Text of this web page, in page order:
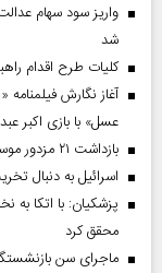
شد
کلیات طرح اقدام
عسل» با بازی اکبر
بازداشت ۲۱ مزدور موساد و ۴ شرور مسلح در استان کرمان
اسرائیل به دنبال
پزشکیان: با اتکا به
محقق کرد
ماجرای سن بازنشستگی ۵۵ و ۶۲ ساله